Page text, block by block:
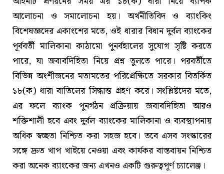
আলোচনা ও সমালোচনা হয়। অর্থনীতিবিদ ও ব্যাংকিং
বিশেষজ্ঞদের একাংশের মতে, ওই ধারার বিধান দুর্বল ব্যাংকের
পূর্ববর্তী মালিকানা কাঠামো পুনর্বহালের সুযোগ সৃষ্টি করতে
পারে, যা জবাবদিহিতা নিয়ে প্রশ্ন তুলতে পারে। পরবর্তীতে
বিভিন্ন অংশীজনের মতামতের পরিপ্রেক্ষিতে সরকার বিতর্কিত
১৮(ক) ধারা বাতিলের সিদ্ধান্ত গ্রহণ করে। সংশ্লিষ্টদের মতে,
এর ফলে ব্যাংক পুনর্গঠন প্রক্রিয়ায় জবাবদিহিতা আরও
শক্তিশালী হবে এবং দুর্বল ব্যাংকের মালিকানা ও ব্যবস্থাপনায়
অধিক স্বচ্ছতা নিশ্চিত করা সহজ হবে। তবে এসব সংস্কারের
সঙ্গে দ্রুত খাপ খাইয়ে নেওয়া এবং কার্যকর বাস্তবায়ন নিশ্চিত
করা অনেক ব্যাংকের জন্য এখনও একটি গুরুত্বপূর্ণ চ্যালেঞ্জ।